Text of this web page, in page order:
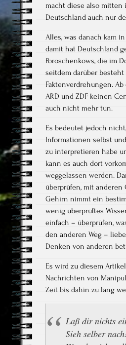
macht diese also mitten
Deutschland auch nur
Alles, was danach kam
damit hat Deutschland
Poroschenkows, die im
seitdem darüber besteht
Faktenverdrehungen.
ARD und ZDF keinen
auch nicht mehr tun.
Es bedeutet jedoch
Informationen selbst
zu interpretieren habe
kann es auch dort
weggelassen werden.
überprüfen, mit
Gehirn nimmt ein
wenig überprüftes
einfach – überprüfen,
den anderen Weg –
Denken von anderen
Es wird zu diesem
Nachrichten von
Zeit bis dahin zu lang
Laß dir nichts
Sieh selber